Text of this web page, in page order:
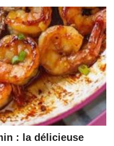
: la délicieuse